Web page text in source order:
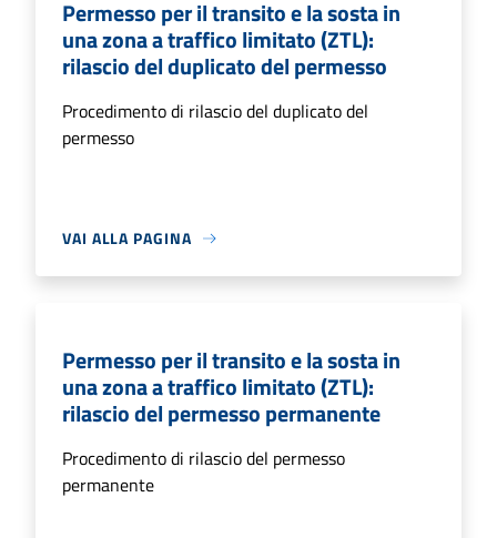
Permesso per il transito e la sosta in
una zona a traffico limitato (ZTL):
rilascio del duplicato del permesso
Procedimento di rilascio del duplicato del
permesso
VAI ALLA PAGINA
Permesso per il transito e la sosta in
una zona a traffico limitato (ZTL):
rilascio del permesso permanente
Procedimento di rilascio del permesso
permanente